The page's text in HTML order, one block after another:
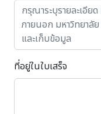
ที่อยู่ในใบเสร็จ